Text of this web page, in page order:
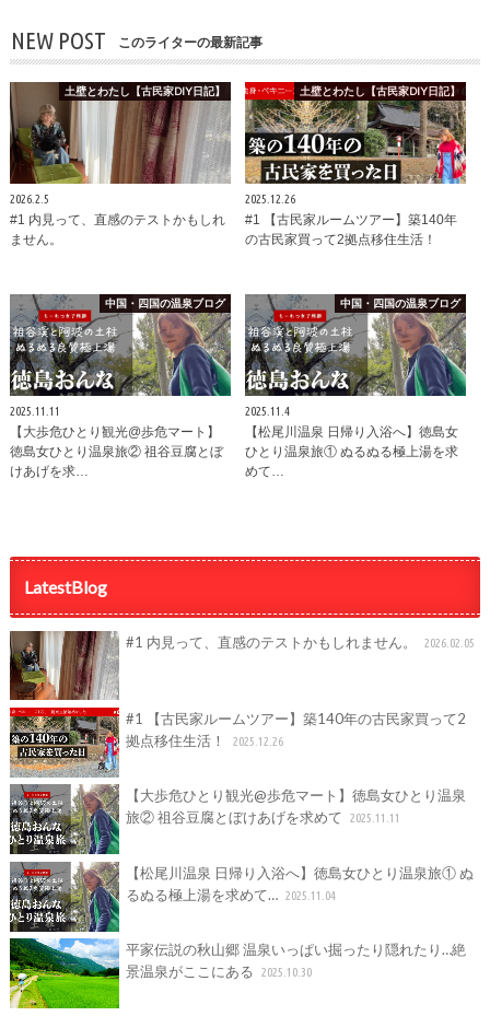
NEW POST このライターの最新記事
土壁とわたし【古民家DIY日記】
2026.2.5
#1 内見って、直感のテストかもしれ
ません。
土壁とわたし【古民家DIY日記】
2025.12.26
#1 【古民家ルームツアー】築140年
の古民家買って2拠点移住生活！
中国・四国の温泉ブログ
2025.11.11
【大歩危ひとり観光@歩危マート】
徳島女ひとり温泉旅② 祖谷豆腐とぼ
けあげを求…
中国・四国の温泉ブログ
2025.11.4
【松尾川温泉 日帰り入浴へ】徳島女
ひとり温泉旅① ぬるぬる極上湯を求
めて…
LatestBlog
#1 内見って、直感のテストかもしれません。 2026.02.05
#1 【古民家ルームツアー】築140年の古民家買って2
拠点移住生活！
2025.12.26
【大歩危ひとり観光@歩危マート】徳島女ひとり温泉
旅② 祖谷豆腐とぼけあげを求めて
2025.11.11
【松尾川温泉 日帰り入浴へ】徳島女ひとり温泉旅① ぬ
るぬる極上湯を求めて… 2025.11.04
平家伝説の秋山郷 温泉いっぱい掘ったり隠れたり…絶
景温泉がここにある
2025.10.30